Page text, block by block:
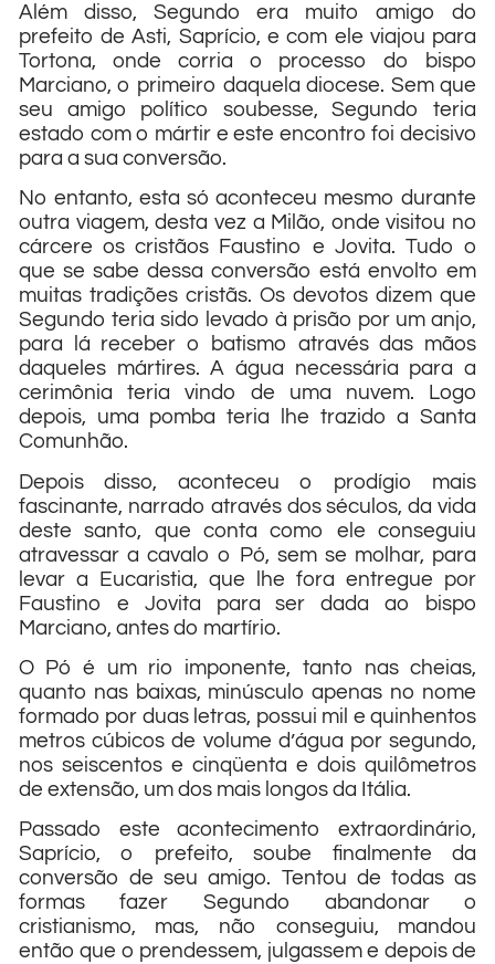
Além disso, Segundo era muito amigo do
prefeito de Asti, Saprício, e com ele viajou para
Tortona, onde corria o processo do bispo
Marciano, o primeiro daquela diocese. Sem que
seu amigo político soubesse, Segundo teria
estado com o mártir e este encontro foi decisivo
para a sua conversão.
No entanto, esta só aconteceu mesmo durante
outra viagem, desta vez a Milão, onde visitou no
cárcere os cristãos Faustino e Jovita. Tudo o
que se sabe dessa conversão está envolto em
muitas tradições cristãs. Os devotos dizem que
Segundo teria sido levado à prisão por um anjo,
para lá receber o batismo através das mãos
daqueles mártires. A água necessária para a
cerimônia teria vindo de uma nuvem. Logo
depois, uma pomba teria lhe trazido a Santa
Comunhão.
Depois disso, aconteceu o prodígio mais
fascinante, narrado através dos séculos, da vida
deste santo, que conta como ele conseguiu
atravessar a cavalo o Pó, sem se molhar, para
levar a Eucaristia, que lhe fora entregue por
Faustino e Jovita para ser dada ao bispo
Marciano, antes do martírio.
O Pó é um rio imponente, tanto nas cheias,
quanto nas baixas, minúsculo apenas no nome
formado por duas letras, possui mil e quinhentos
metros cúbicos de volume d’água por segundo,
nos seiscentos e cinqüenta e dois quilômetros
de extensão, um dos mais longos da Itália.
Passado este acontecimento extraordinário,
Saprício, o prefeito, soube finalmente da
conversão de seu amigo. Tentou de todas as
formas fazer Segundo abandonar o
cristianismo, mas, não conseguiu, mandou
então que o prendessem, julgassem e depois de